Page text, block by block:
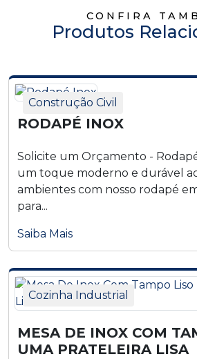
CONFIRA
Produtos
Construção Civil
RODAPÉ INOX
Solicite um Orçamento - Rodapé inox Adicione
um toque moderno e durável
ambientes com nosso rodapé
para...
Saiba Mais
Cozinha Industrial
MESA DE INOX COM
UMA PRATELEIRA LISA